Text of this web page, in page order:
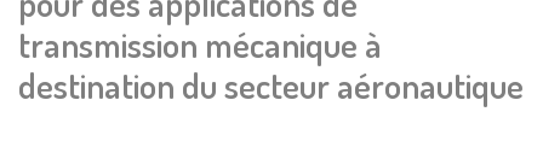
acier
inoxydables
tambour
sphérique
roulement à
billes protégé
Réas / poulies
transmission mécanique à
destination du secteur aéronautique